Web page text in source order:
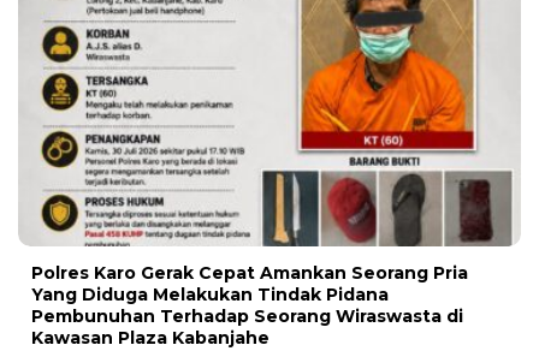
Polres Karo Gerak Cepat Amankan Seorang Pria
Yang Diduga Melakukan Tindak Pidana
Pembunuhan Terhadap Seorang Wiraswasta di
Kawasan Plaza Kabanjahe